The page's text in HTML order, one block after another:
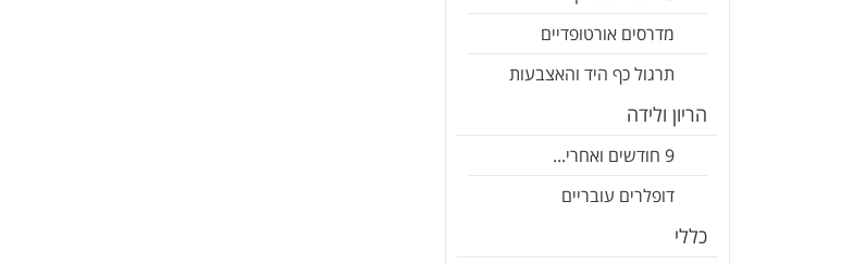
מדרסים אורטופדיים
תרגול כף היד והאצבעות
הריון ולידה
9 חודשים ואחרי...
דופלרים עובריים
כללי